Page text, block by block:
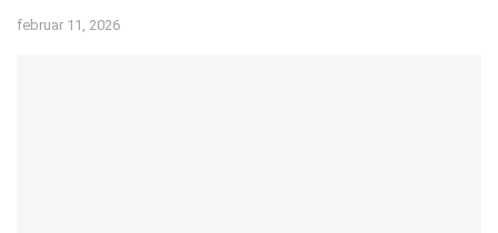
februar 11, 2026